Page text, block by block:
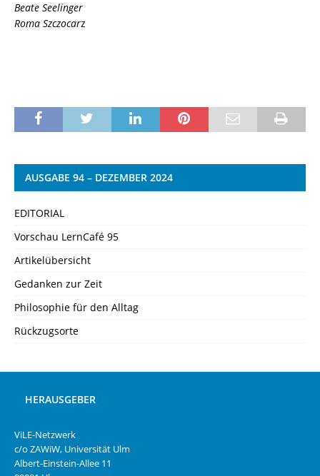
Beate Seelinger
Roma Szczocarz
AUSGABE 94 – DEZEMBER 2024
EDITORIAL
Vorschau LernCafé 95
Artikelübersicht
Gedanken zur Zeit
Philosophie für den Alltag
Rückzugsorte
HERAUSGEBER
ViLE-Netzwerk
c/o ZAWiW, Universität Ulm
Albert-Einstein-Allee 11